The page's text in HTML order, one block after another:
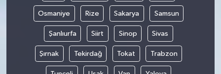
Osmaniye Rize Sakarya Samsun
Şanlıurfa Siirt Sinop Sivas
Şırnak Tekirdağ Tokat Trabzon